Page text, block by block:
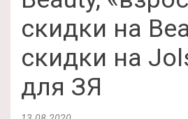
скидки на
скидки на
для ЗЯ